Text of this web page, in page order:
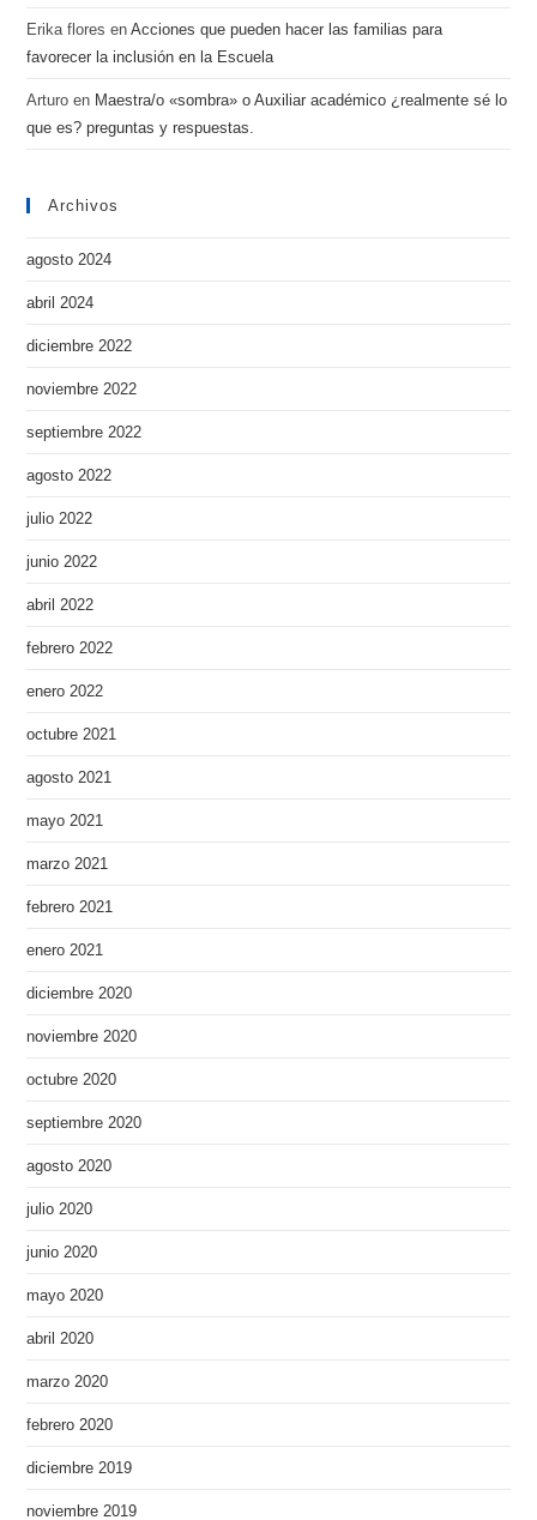
Erika flores enAcciones que pueden hacer las familias para
favorecer la inclusión en la Escuela
Arturo en Maestra/o «sombra» o Auxiliar académico ¿realmente sé lo
que es? preguntas y respuestas.
Archivos
agosto 2024
abril 2024
diciembre 2022
noviembre 2022
septiembre 2022
agosto 2022
julio 2022
junio 2022
abril 2022
febrero 2022
enero 2022
octubre 2021
agosto 2021
mayo 2021
marzo 2021
febrero 2021
enero 2021
diciembre 2020
noviembre 2020
octubre 2020
septiembre 2020
agosto 2020
julio 2020
junio 2020
mayo 2020
abril 2020
marzo 2020
febrero 2020
diciembre 2019
noviembre 2019